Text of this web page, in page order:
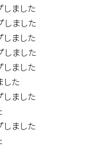
しました
しました
しました
しました
しました
した
しました
しました